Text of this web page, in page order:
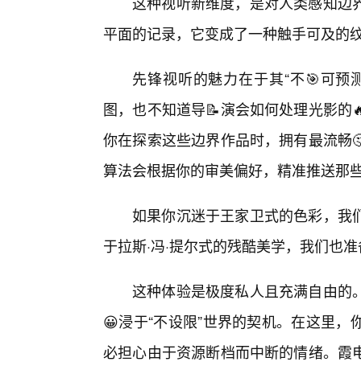
平面的记录，它变成了一种触手可及的
先锋视听的魅力在于其“不🎯可预
图，也不知道导📝演会如何处理光影
你在探索这些边界作品时，拥有最流
算法会根据你的审美偏好，精准推送那
如果你沉迷于王家卫式的色彩，我
于拉斯·冯·提尔式的残酷美学，我们也
这种体验是极度私人且充满自由的
😀浸于“不设限”世界的契机。在这里
必担心由于资源断档而中断的情绪。